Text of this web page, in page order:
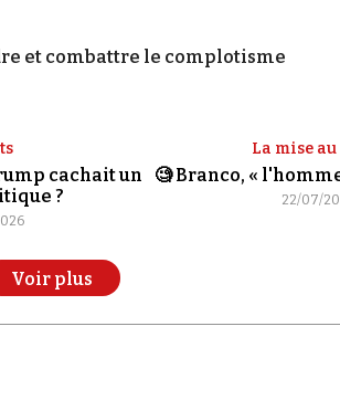
et combattre le complotisme
cachait un
?
La mise
🧐 Branco, «
22/07/
Voir plus